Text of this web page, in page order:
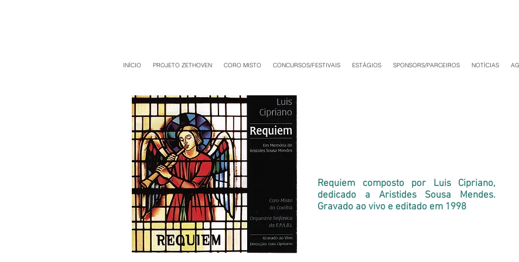
INÍCIO PROJETO ZETHOVEN CORO MISTO CONCURSOS/FESTIVAIS ESTÁGIOS SPONSORS/PARCEIROS NOTÍCIAS
Requiem composto por Luis Cipriano,
dedicado a Aristides Sousa Mendes.
Gravado ao vivo e editado em 1998